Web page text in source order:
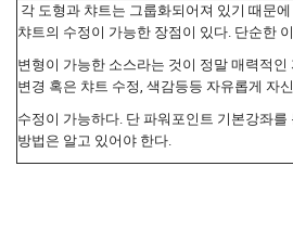
각 도형과 챠트는 그룹화되어져 있기 때문
챠트의 수정이 가능한 장점이 있다. 단순한
변형이 가능한 소스라는 것이 정말 매력적인
변경 혹은 챠트 수정, 색감등등 자유롭게 자
수정이 가능하다. 단 파워포인트 기본강좌를
방법은 알고 있어야 한다.